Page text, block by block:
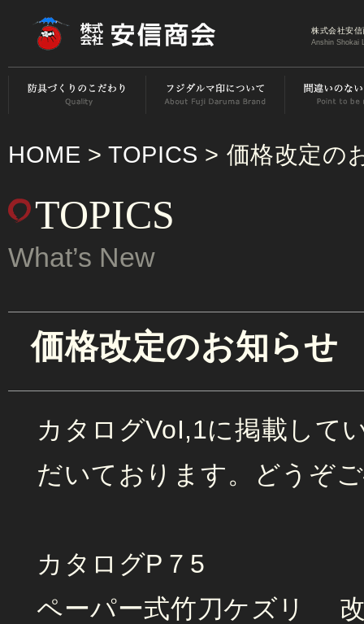
株式会社安
Anshin Shokai
HOME >TOPICS > 価格改定の
TOPICS
What’s New
価格改定のお知らせ
カタログVoI,1に掲載して
だいております。どうぞ
カタログP７5
ペーパー式竹刀ケズリ